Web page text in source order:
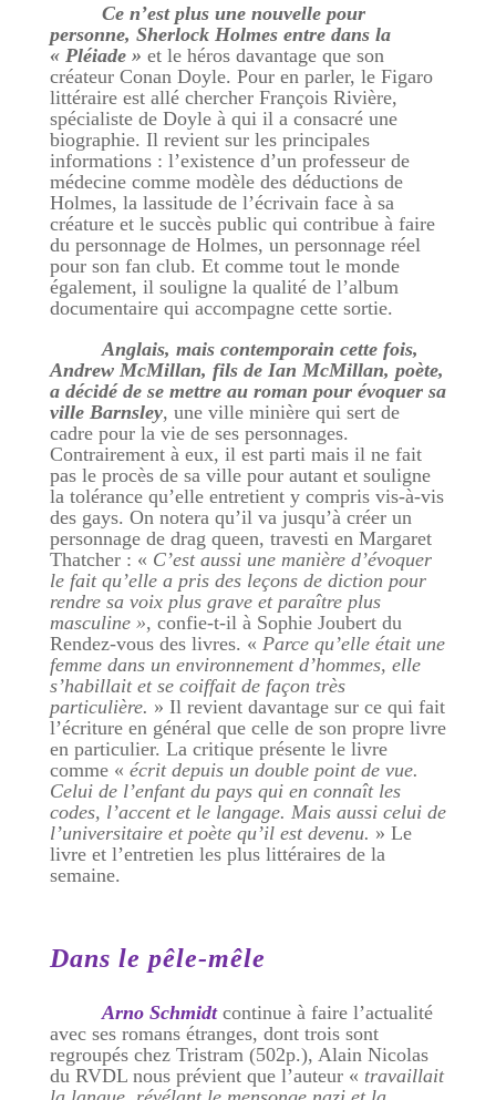
Ce n’est plus une nouvelle pour
personne, Sherlock Holmes entre dans la
« Pléiade » et le héros davantage que son
créateur Conan Doyle. Pour en parler, le Figaro
littéraire est allé chercher François Rivière,
spécialiste de Doyle à qui il a consacré une
biographie. Il revient sur les principales
informations : l’existence d’un professeur de
médecine comme modèle des déductions de
Holmes, la lassitude de l’écrivain face à sa
créature et le succès public qui contribue à faire
du personnage de Holmes, un personnage réel
pour son fan club. Et comme tout le monde
également, il souligne la qualité de l’album
documentaire qui accompagne cette sortie.
Anglais, mais contemporain cette fois,
Andrew McMillan, fils de Ian McMillan, poète,
a décidé de se mettre au roman pour évoquer sa
ville Barnsley, une ville minière qui sert de
cadre pour la vie de ses personnages.
Contrairement à eux, il est parti mais il ne fait
pas le procès de sa ville pour autant et souligne
la tolérance qu’elle entretient y compris vis-à-vis
des gays. On notera qu’il va jusqu’à créer un
personnage de drag queen, travesti en Margaret
Thatcher : « C’est aussi une manière d’évoquer
le fait qu’elle a pris des leçons de diction pour
rendre sa voix plus grave et paraître plus
masculine », confie-t-il à Sophie Joubert du
Rendez-vous des livres. « Parce qu’elle était une
femme dans un environnement d’hommes, elle
s’habillait et se coiffait de façon très
particulière. » Il revient davantage sur ce qui fait
l’écriture en général que celle de son propre livre
en particulier. La critique présente le livre
comme « écrit depuis un double point de vue.
Celui de l’enfant du pays qui en connaît les
codes, l’accent et le langage. Mais aussi celui de
l’universitaire et poète qu’il est devenu. » Le
livre et l’entretien les plus littéraires de la
semaine.
Dans le pêle-mêle
Arno Schmidt continue à faire l’actualité
avec ses romans étranges, dont trois sont
regroupés chez Tristram (502p.), Alain Nicolas
du RVDL nous prévient que l’auteur « travaillait